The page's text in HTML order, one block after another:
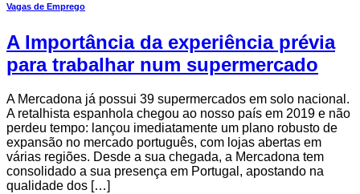
Vagas de Emprego
A Importância da experiência prévia
para trabalhar num supermercado
A Mercadona já possui 39 supermercados em solo nacional.
A retalhista espanhola chegou ao nosso país em 2019 e não
perdeu tempo: lançou imediatamente um plano robusto de
expansão no mercado português, com lojas abertas em
várias regiões. Desde a sua chegada, a Mercadona tem
consolidado a sua presença em Portugal, apostando na
qualidade dos […]